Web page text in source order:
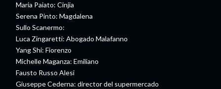
Maria Paiato: Cinjia
Serena Pinto: Magdalena
Sullo Scanermo:
Luca Zingaretti: Abogado Malafanno
Yang Shi: Fiorenzo
Michelle Maganza: Emiliano
Fausto Russo Alesi
Giuseppe Cederna: director del supermercado